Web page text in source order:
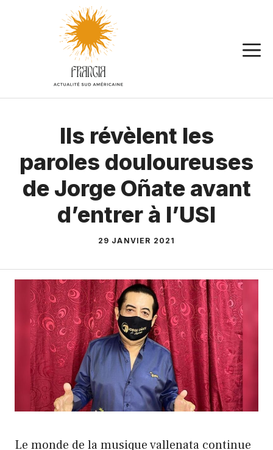
Ils révèlent les
paroles douloureuses
de Jorge Oñate avant
d’entrer à l’USI
29 JANVIER 2021
Le monde de la musique vallenata continue